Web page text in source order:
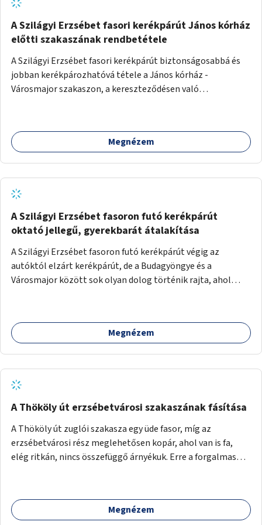
A Szilágyi Erzsébet fasori kerékpárút János kórház
előtti szakaszának rendbetétele
A Szilágyi Erzsébet fasori kerékpárút biztonságosabbá és
jobban kerékpározhatóvá tétele a János kórház -
Városmajor szakaszon, a kereszteződésen való
forgalomtól való jobb elkülönítésével, esetleg ésszerűbb
útvonal kijelölésével.
Megnézem
A Szilágyi Erzsébet fasoron futó kerékpárút
oktató jellegű, gyerekbarát átalakítása
A Szilágyi Erzsébet fasoron futó kerékpárút végig az
autóktól elzárt kerékpárút, de a Budagyöngye és a
Városmajor között sok olyan dolog történik rajta, ahol
ötletem az, hogy ezt a szakaszt egy oktató jellegű,
bemutató kerékpárúttá varázsoljuk, ahol a gyerekek a valós
sok gyerekkel közlekedő szülőt látni nap, mint, nap, sok az
iskola, óvoda a környéken. Dupla kitáblázásokkal,
fényvisszaverős táblákkal, az aszfalt erősebb színre
ötletet.
Megnézem
A Thököly út erzsébetvárosi szakaszának fásítása
A Thököly út zuglói szakasza egy üde fasor, míg az
erzsébetvárosi rész meglehetősen kopár, ahol van is fa,
elég ritkán, nincs összefüggő árnyékuk. Erre a forgalmas
szükség.
Megnézem